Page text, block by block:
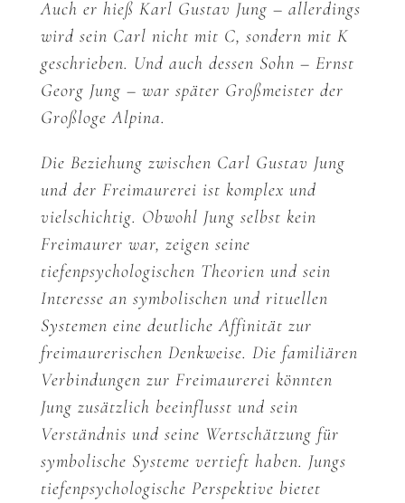
Auch er hieß Karl Gustav Jung – allerdings
wird sein Carl nicht mit C, sondern mit K
geschrieben. Und auch dessen Sohn – Ernst
Georg Jung – war später Großmeister der
Großloge Alpina.
Die Beziehung zwischen Carl Gustav Jung
und der Freimaurerei ist komplex und
vielschichtig. Obwohl Jung selbst kein
Freimaurer war, zeigen seine
tiefenpsychologischen Theorien und sein
Interesse an symbolischen und rituellen
Systemen eine deutliche Affinität zur
freimaurerischen Denkweise. Die familiären
Verbindungen zur Freimaurerei könnten
Jung zusätzlich beeinflusst und sein
Verständnis und seine Wertschätzung für
symbolische Systeme vertieft haben. Jungs
tiefenpsychologische Perspektive bietet